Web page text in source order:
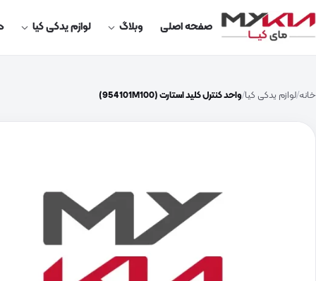
صفحه اصلی وبلاگ لوازم یدکی کیا
خانه لوازم یدکی کیا واحد کنترل کلید استارت (954101M100)